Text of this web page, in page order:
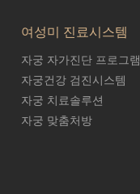
여성미 진료시스템
자궁 자가진단 프로그램
자궁건강 검진시스템
자궁 치료솔루션
자궁 맞춤처방